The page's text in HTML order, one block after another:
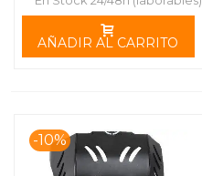
AÑADIR AL CARRITO
-10%